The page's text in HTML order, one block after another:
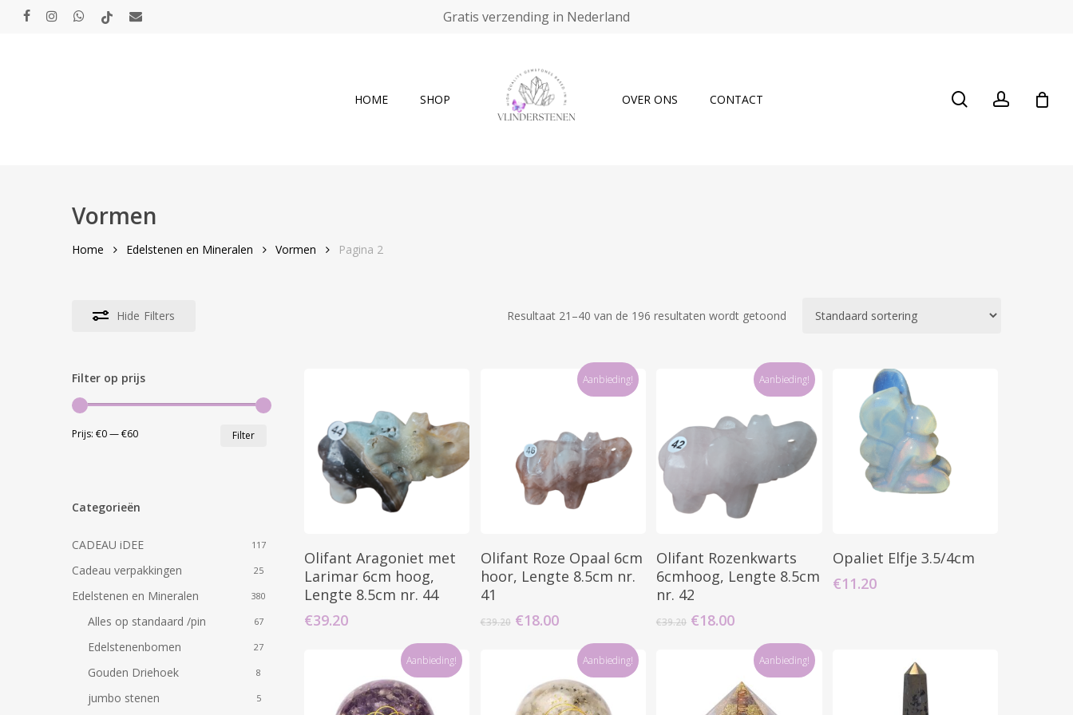
facebookinstagramwhatsapp
tiktok email Gratis verzending in Nederland
HOME SHOP OVER ONS CONTACT searchaccount
Vormen
Home Edelstenen en Mineralen Vormen Pagina 2
Hide Filters Resultaat 21–40 van de 196 resultaten wordt getoond
Filter op prijs
Filter
Prijs: €0—€60
Categorieën
CADEAU iDEE 117
Cadeau verpakkingen 25
Edelstenen en Mineralen 380
Alles op standaard /pin 67
Edelstenenbomen 27
Gouden Driehoek 8
jumbo stenen 5
Toevoegen Aan
Winkelwagen
Olifant Aragoniet met
Larimar 6cm hoog,
Lengte 8.5cm nr. 44
€39.20
Aanbieding!
Toevoegen Aan
Winkelwagen
Olifant Roze Opaal 6cm
hoor, Lengte 8.5cm nr.
41
€39.20 Oorspronkelijke
€18.00Huidige
€18.00.
Aanbieding!
Toevoegen Aan
Winkelwagen
Olifant Rozenkwarts
6cmhoog, Lengte 8.5cm
nr. 42
€39.20 Oorspronkelijke
€18.00Huidige
€18.00.
Toevoegen Aan
Winkelwagen
Opaliet Elfje 3.5/4cm
€11.20
Aanbieding! Aanbieding! Aanbieding!